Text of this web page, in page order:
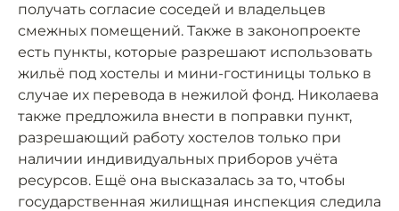
получать согласие соседей и владельцев
смежных помещений. Также в законопроекте
есть пункты, которые разрешают использовать
жильё под хостелы и мини-гостиницы только в
случае их перевода в нежилой фонд. Николаева
также предложила внести в поправки пункт,
разрешающий работу хостелов только при
наличии индивидуальных приборов учёта
ресурсов. Ещё она высказалась за то, чтобы
государственная жилищная инспекция следила